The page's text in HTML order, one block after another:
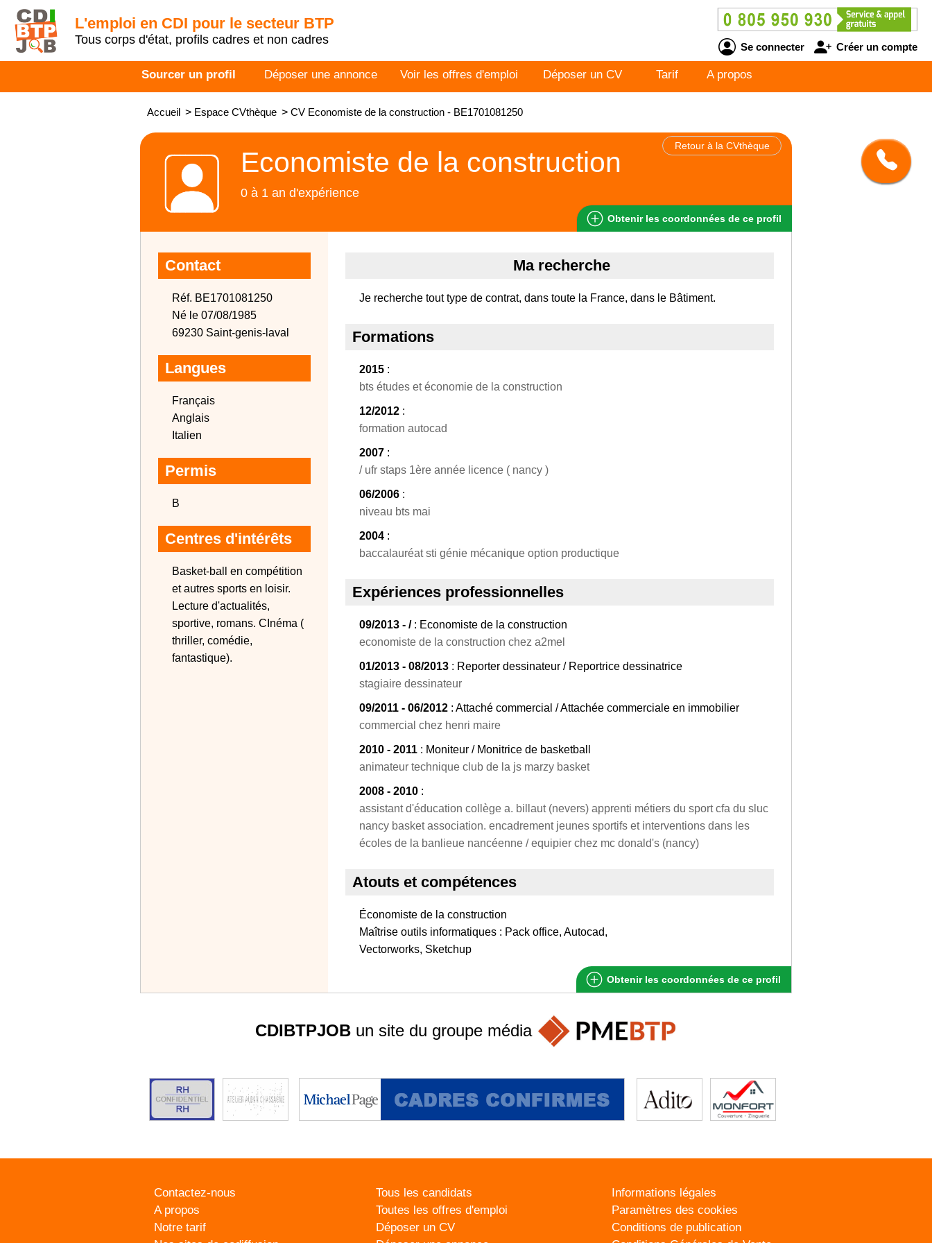
L'emploi en CDI pour le secteur BTP
Tous corps d'état, profils cadres et non cadres
Se connecter Créer un compte
Sourcer un profil Déposer une annonce Voir les offres d'emploi Déposer un CV Tarif A propos
Accueil > Espace CVthèque > CV Economiste de la construction - BE1701081250
Retour à la CVthèque
Economiste de la construction
0 à 1 an d'expérience
Obtenir les coordonnées de ce profil
Contact
Réf. BE1701081250
Né le 07/08/1985
69230 Saint-genis-laval
Langues
Français
Anglais
Italien
Permis
B
Centres d'intérêts
Basket-ball en compétition
et autres sports en loisir.
Lecture d'actualités,
sportive, romans. CInéma (
thriller, comédie,
fantastique).
Ma recherche
Je recherche tout type de contrat, dans toute la France, dans le Bâtiment.
Formations
2015 :
bts études et économie de la construction
12/2012 :
formation autocad
2007 :
/ ufr staps 1ère année licence ( nancy )
06/2006 :
niveau bts mai
2004 :
baccalauréat sti génie mécanique option productique
Expériences professionnelles
09/2013 - /: Economiste de la construction
economiste de la construction chez a2mel
01/2013 - 08/2013 : Reporter dessinateur / Reportrice dessinatrice
stagiaire dessinateur
09/2011 - 06/2012 : Attaché commercial / Attachée commerciale en immobilier
commercial chez henri maire
2010 - 2011 : Moniteur / Monitrice de basketball
animateur technique club de la js marzy basket
2008 - 2010 :
assistant d'éducation collège a. billaut (nevers) apprenti métiers du sport cfa du sluc
nancy basket association. encadrement jeunes sportifs et interventions dans les
écoles de la banlieue nancéenne / equipier chez mc donald's (nancy)
Atouts et compétences
Économiste de la construction
Maîtrise outils informatiques : Pack office, Autocad,
Vectorworks, Sketchup
Obtenir les coordonnées de ce profil
CDIBTPJOBun site du groupe média
Contactez-nous
A propos
Notre tarif
Tous les candidats
Toutes les offres d'emploi
Déposer un CV
Informations légales
Paramètres des cookies
Conditions de publication